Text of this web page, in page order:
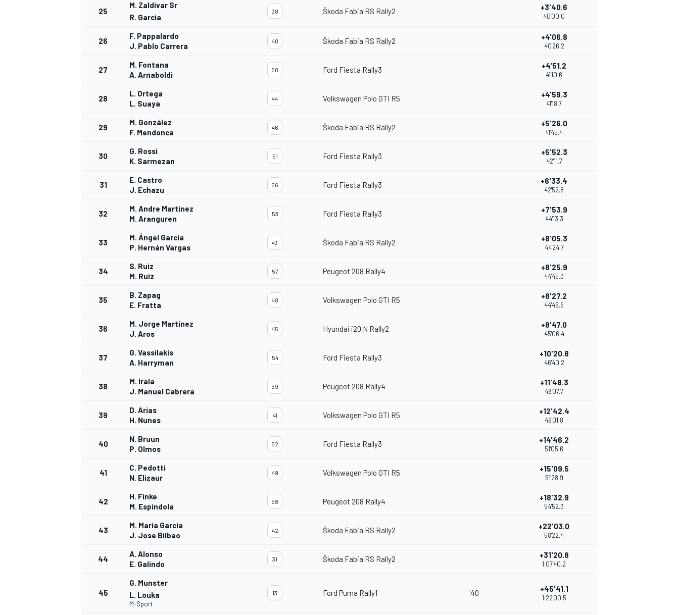
MÁS CATEGORÍAS
25
M. Zaldivar Sr
R. Garcia
38 Škoda Fabia RS Rally2 +3'40.6
40'00.0
26
F. Pappalardo
J. Pablo Carrera
40 Škoda Fabia RS Rally2 +4'06.8
40'26.2
27
M. Fontana
A. Arnaboldi
50 Ford Fiesta Rally3 +4'51.2
41'10.6
28
L. Ortega
L. Suaya
44 Volkswagen Polo GTI R5 +4'59.3
41'18.7
29
M. González
F. Mendonca
46 Škoda Fabia RS Rally2 +5'26.0
41'45.4
30
G. Rossi
K. Sarmezan
51 Ford Fiesta Rally3 +5'52.3
42'11.7
31
E. Castro
J. Echazu
56 Ford Fiesta Rally3 +6'33.4
42'52.8
32
M. Andre Martinez
M. Aranguren
53 Ford Fiesta Rally3 +7'53.9
44'13.3
33
M. Ángel García
P. Hernán Vargas
43 Škoda Fabia RS Rally2 +8'05.3
44'24.7
34
S. Ruiz
M. Ruiz
57 Peugeot 208 Rally4 +8'25.9
44'45.3
35
B. Zapag
E. Fratta
48 Volkswagen Polo GTI R5 +8'27.2
44'46.6
36
M. Jorge Martínez
J. Aros
45 Hyundai i20 N Rally2 +8'47.0
45'06.4
37
G. Vassilakis
A. Harryman
54 Ford Fiesta Rally3 +10'20.8
46'40.2
38
M. Irala
J. Manuel Cabrera
59 Peugeot 208 Rally4 +11'48.3
48'07.7
39
D. Arias
H. Nunes
41 Volkswagen Polo GTI R5 +12'42.4
49'01.8
40
N. Bruun
P. Olmos
52 Ford Fiesta Rally3 +14'46.2
51'05.6
41
C. Pedotti
N. Elizaur
49 Volkswagen Polo GTI R5 +15'09.5
51'28.9
42
H. Finke
M. Espindola
58 Peugeot 208 Rally4 +18'32.9
54'52.3
43
M. María García
J. Jose Bilbao
42 Škoda Fabia RS Rally2 +22'03.0
58'22.4
44
A. Alonso
E. Galindo
31 Škoda Fabia RS Rally2 +31'20.8
1:07'40.2
45
G. Munster
L. Louka
M-Sport
13 Ford Puma Rally1 '40 +45'41.1
1:22'00.5